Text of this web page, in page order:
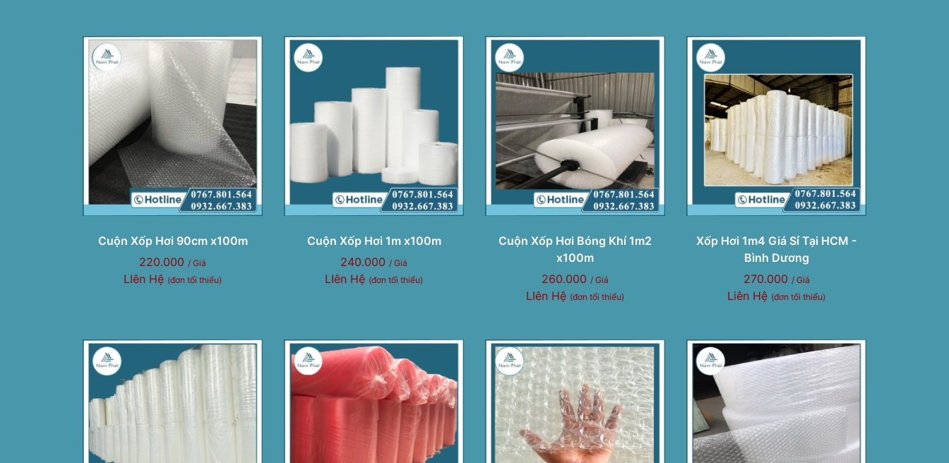
Cuộn Xốp Hơi 90cm x100m
220.000 / Giá
LIên Hệ (đơn tối thiểu)
Cuộn Xốp Hơi 1m x100m
240.000 / Giá
LIên Hệ (đơn tối thiểu)
Cuộn Xốp Hơi Bóng Khí 1m2
x100m
260.000 / Giá
LIên Hệ (đơn tối thiểu)
Xốp Hơi 1m4 Giá Sỉ Tại HCM -
Bình Dương
270.000 / Giá
Liên Hệ (đơn tối thiểu)